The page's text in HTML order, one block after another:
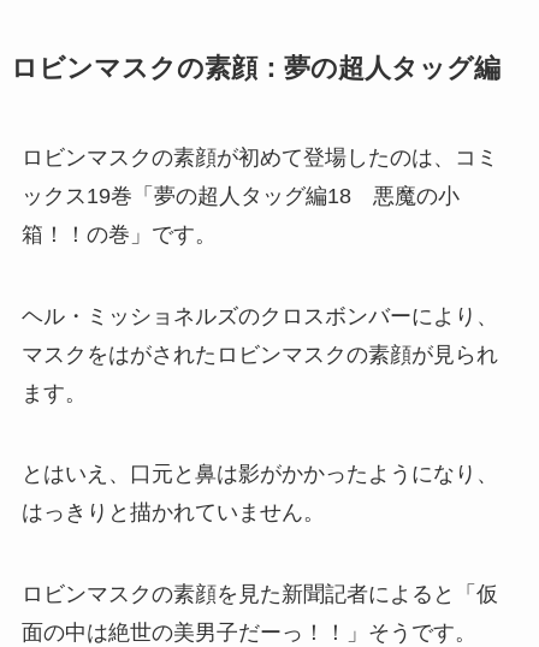
ロビンマスクの素顔：夢の超人タッグ編
ロビンマスクの素顔が初めて登場したのは、
コミ
ックス19巻「夢の超人タッグ編18 悪魔の小
箱！！の巻」 です。
ヘル・ミッショネルズのクロスボンバーにより、
マスクをはがされたロビンマスクの素顔が見られ
ます。
とはいえ、 口元と鼻は影がかかったようになり 、
はっきりと描かれていません。
ロビンマスクの素顔を見た新聞記者によると「 仮
面の中は絶世の美男子だーっ！！
」そうです。